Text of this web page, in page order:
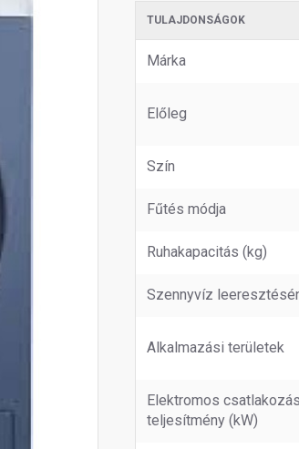
TULAJDONSÁGOK
Márka
Előleg
Szín
Fűtés módja
Ruhakapacitás (kg)
Szennyvíz
Alkalmazási területek
Elektromos
teljesítmény (kW)